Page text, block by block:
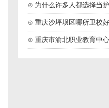
样？
⊙ 为什么许多人都选择当
业好吗
⊙ 重庆沙坪坝区哪所卫校
高等专科学校
⊙ 重庆市渝北职业教育中